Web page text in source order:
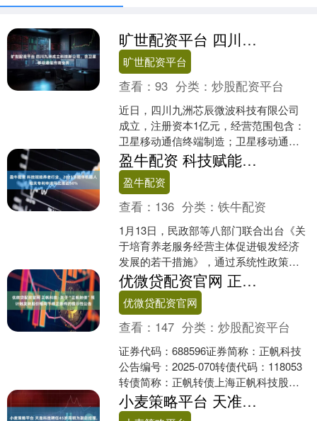
旷世配资平台 四川九洲成立科技新公司，含卫星移动通信终端业务
旷世配资平台
查看：93 分类：炒股配资平台
近日，四川九洲芯辰微波科技有限公司
成立，注册资本1亿元，经营范围包含：
卫星移动通信终端制造；卫星移动通信
终端销售；集成电路芯片及产品制造；
集成电路芯片设计及服务....
盈牛配资 科技赋能养老行业，2025年陪伴机器人相关专利申请同比涨近50%
盈牛配资
查看： 136 分类：铁牛配资
1月13日，民政部等八部门联合出台《关
于培育养老服务经营主体促进银发经济
发展的若干措施》，通过系统性政策引
导，培育壮大一批具有创新活力的经营
主体，从而推进养老服....
优微贷配资官网 正帆科技: 关于“正帆转债”预计触发转股价格向下修正条件的提示性公告
优微贷配资官网
查看： 147 分类：炒股配资平台
证券代码：688596证券简称：正帆科技
公告编号：2025-070转债代码：118053
转债简称：正帆转债上海正帆科技股份
有限公司关于“正帆转债”预计触发转股
价....
小麦策略平台 天准科技聘任45岁周明为副总经理, 技术总监曹葵康年薪最高101万, 董事长徐一华薪酬最低为63万